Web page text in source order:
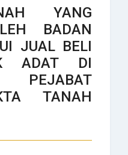
YANG
BADAN
JUAL BELI
ADAT DI
TANAH